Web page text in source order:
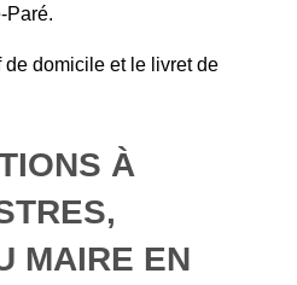
Paré.
domicile et le livret de
À
MAIRE EN